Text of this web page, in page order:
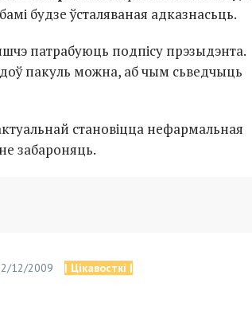
будзе ўсталяваная адказнасьць.
патрабуюць подпісу прэзыдэнта.
пакуль можна, аб чым сьведчыць
становіцца нефармальная
забароняць.
12/2009 | Цікавосткі |